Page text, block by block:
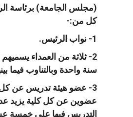
(مجلس الجامعة) برئاسة
كل من:-
1- نواب الرئيس.
2- ثلاثة من العمداء
سنة واحدة وبالتناوب فيما
3- عضو هيئة تدريس عن كل
عضوين عن كل كلية يزيد
التدريس فيها على خمسة